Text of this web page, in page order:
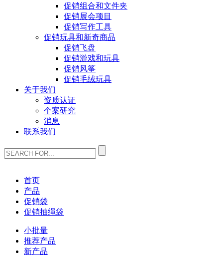
促销组合和文件夹
促销展会项目
促销写作工具
促销玩具和新奇商品
促销飞盘
促销游戏和玩具
促销风筝
促销毛绒玩具
关于我们
资质认证
个案研究
消息
联系我们
首页
产品
促销袋
促销抽绳袋
小批量
推荐产品
新产品